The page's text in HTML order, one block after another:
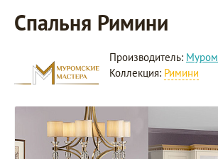
Спальня Римини
Производитель: Муром
Коллекция: Римини